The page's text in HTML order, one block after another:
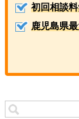
初回相談
鹿児島県